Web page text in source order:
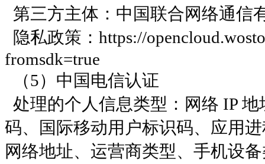
第三方主体：中国联合网络通信
隐私政策：https://
fromsdk=true
（5）中国电信认证
处理的个人信息类型：网络 IP
码、国际移动用户标识码、应用
网络地址、运营商类型、手机设